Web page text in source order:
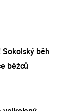
běh
běžců